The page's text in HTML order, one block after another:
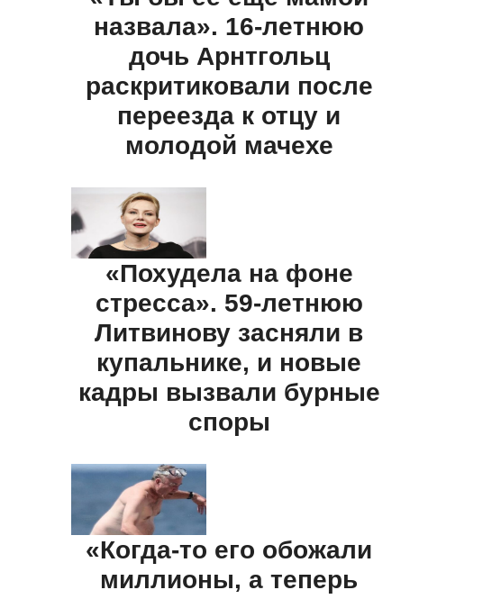
назвала». 16-летнюю
дочь Арнтгольц
раскритиковали после
переезда к отцу и
молодой мачехе
«Похудела на фоне
стресса». 59-летнюю
Литвинову засняли в
купальнике, и новые
кадры вызвали бурные
споры
«Когда-то его обожали
миллионы, а теперь